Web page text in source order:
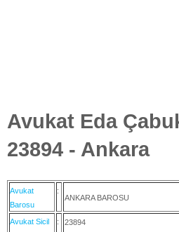
Avukat Eda
23894 - Ankara
Avukat
Barosu
:
ANKARA BAROSU
Avukat Sicil
: 23894